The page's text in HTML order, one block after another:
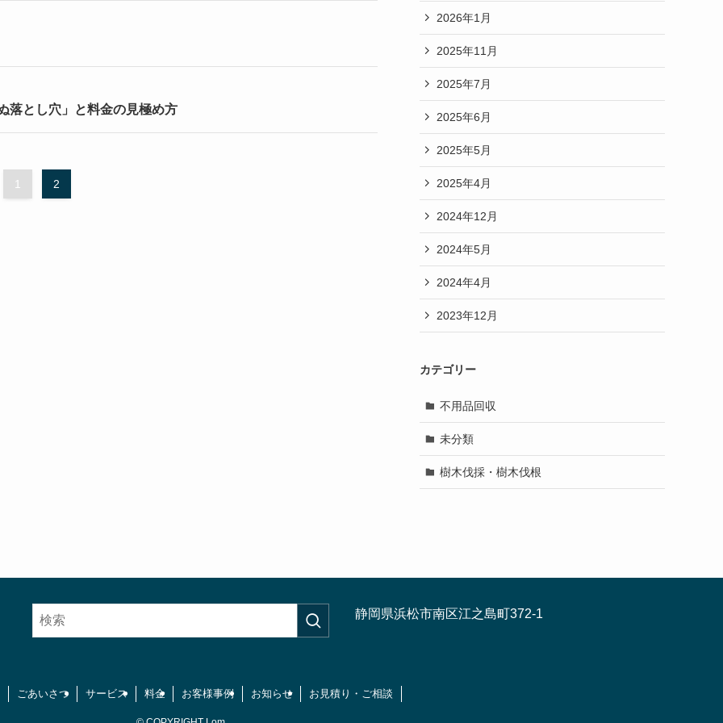
落とし穴」と料金の見極め方
1 2
2026年1月
2025年11月
2025年7月
2025年6月
2025年5月
2025年4月
2024年12月
2024年5月
2024年4月
2023年12月
カテゴリー
不用品回収
未分類
樹木伐採・樹木伐根
静岡県浜松市南区江之島町372-1
ごあいさつ サービス 料金 お客様事例 お知らせ お見積り・ご相談